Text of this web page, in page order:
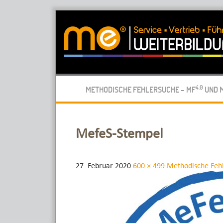
Methodische Fehlersuche (
me Weiterbildung – Die
METHODISCHE FEHLERSUCHE – MF4.0 UND
MefeS-Stempel
27. Februar 2020 600 × 499 Methodische